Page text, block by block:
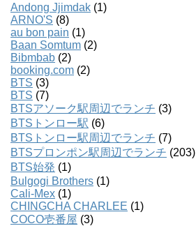
Andong Jjimdak (1)
ARNO'S (8)
au bon pain (1)
Baan Somtum (2)
Bibmbab (2)
booking.com (2)
BTS (3)
BTS (7)
BTSアソーク駅周辺でランチ (3)
BTSトンロー駅 (6)
BTSトンロー駅周辺でランチ (7)
BTSプロンポン駅周辺でランチ (203)
BTS始発 (1)
Bulgogi Brothers (1)
Cali-Mex (1)
CHINGCHA CHARLEE (1)
COCO壱番屋 (3)